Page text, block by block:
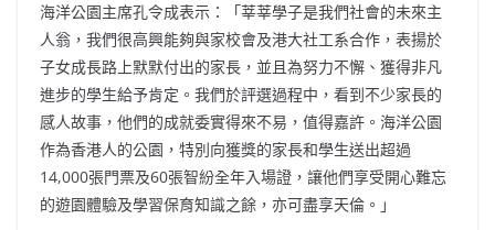
海洋公園主席孔令成表示：「莘莘學子是我們社會的未來主
人翁，我們很高興能夠與家校會及港大社工系合作，表揚於
子女成長路上默默付出的家長，並且為努力不懈、獲得非凡
進步的學生給予肯定。我們於評選過程中，看到不少家長的
感人故事，他們的成就委實得來不易，值得嘉許。海洋公園
作為香港人的公園，特別向獲獎的家長和學生送出超過
14,000張門票及60張智紛全年入場證，讓他們享受開心難忘
的遊園體驗及學習保育知識之餘，亦可盡享天倫。」